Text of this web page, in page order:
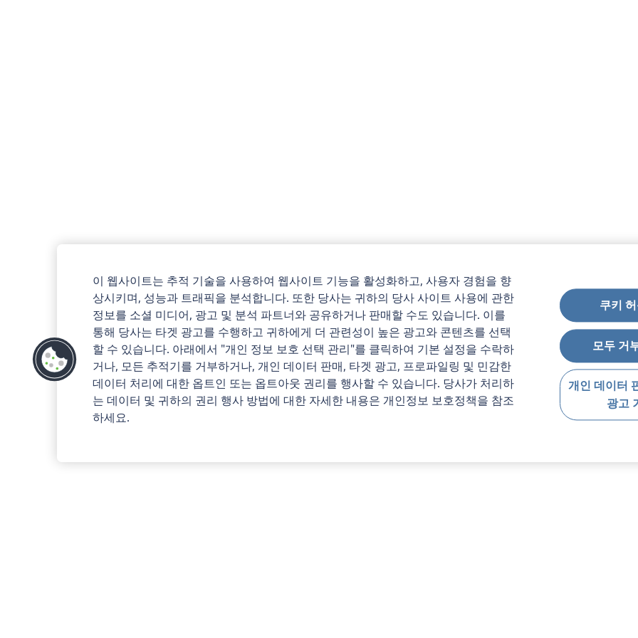
이 웹사이트는 추적 기술을 사용하여 웹사이트 기능을 활성화하고, 사용자 경험을 향
상시키며, 성능과 트래픽을 분석합니다. 또한 당사는 귀하의 당사 사이트 사용에 관한
정보를 소셜 미디어, 광고 및 분석 파트너와 공유하거나 판매할 수도 있습니다. 이를
통해 당사는 타겟 광고를 수행하고 귀하에게 더 관련성이 높은 광고와 콘텐츠를 선택
할 수 있습니다. 아래에서 "개인 정보 보호 선택 관리"를 클릭하여 기본 설정을 수락하
거나, 모든 추적기를 거부하거나, 개인 데이터 판매, 타겟 광고, 프로파일링 및 민감한
데이터 처리에 대한 옵트인 또는 옵트아웃 권리를 행사할 수 있습니다. 당사가 처리하
는 데이터 및 귀하의 권리 행사 방법에 대한 자세한 내용은 개인정보 보호정책을 참조
하세요.
쿠키
모두 거
개인 데이터
광고